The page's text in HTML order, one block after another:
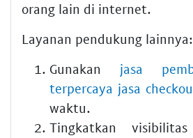
orang lain di internet.
Layanan pendukung lainnya:
Gunakan jasa
terpercaya jasa
waktu.
Tingkatkan